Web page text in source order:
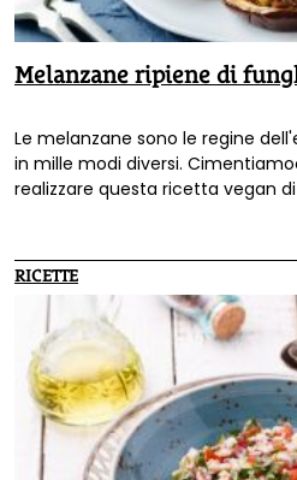
Melanzane ripiene di
Le melanzane sono le regine
in mille modi diversi.
realizzare questa ricetta vegan
RICETTE